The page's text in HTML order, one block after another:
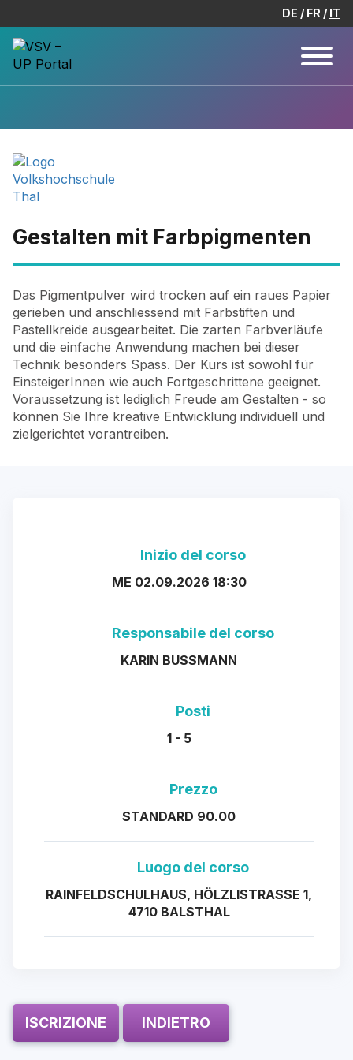
DE FR IT
Gestalten mit Farbpigmenten
Das Pigmentpulver wird trocken auf ein raues Papier
gerieben und anschliessend mit Farbstiften und
Pastellkreide ausgearbeitet. Die zarten Farbverläufe
und die einfache Anwendung machen bei dieser
Technik besonders Spass. Der Kurs ist sowohl für
EinsteigerInnen wie auch Fortgeschrittene geeignet.
Voraussetzung ist lediglich Freude am Gestalten - so
können Sie Ihre kreative Entwicklung individuell und
zielgerichtet vorantreiben.
Inizio del corso
ME 02.09.2026 18:30
Responsabile del corso
KARIN BUSSMANN
Posti
1 - 5
Prezzo
STANDARD 90.00
Luogo del corso
RAINFELDSCHULHAUS, HÖLZLISTRASSE 1,
4710 BALSTHAL
ISCRIZIONE INDIETRO